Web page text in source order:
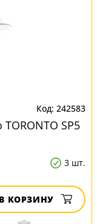
242583
SP5
3 шт.
В КОРЗИНУ